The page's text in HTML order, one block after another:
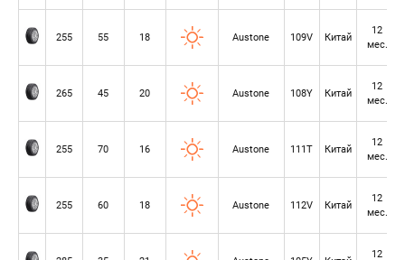
255 55 18 Austone 109V Китай
12
мес.
265 45 20 Austone 108Y Китай
12
мес.
255 70 16 Austone 111T Китай
12
мес.
255 60 18 Austone 112V Китай
12
мес.
12